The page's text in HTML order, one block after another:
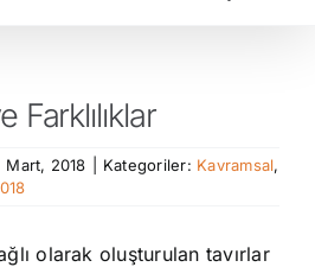
Farklılıklar
Mart, 2018 Kategoriler: Kavramsal,
olarak oluşturulan tavırlar